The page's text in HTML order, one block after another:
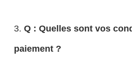
3. Q : Quelles sont vos
paiement ?